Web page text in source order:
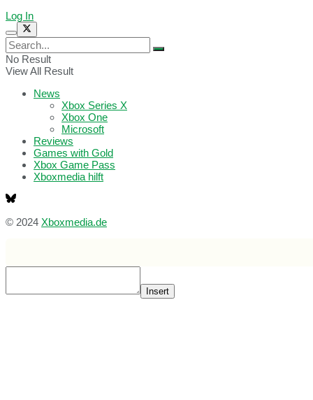
Log In
No Result
View All Result
News
Xbox Series X
Xbox One
Microsoft
Reviews
Games with Gold
Xbox Game Pass
Xboxmedia hilft
© 2024 Xboxmedia.de
Insert